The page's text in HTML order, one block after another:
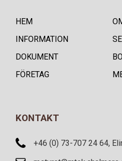
HEM
INFORMATION
DOKUMENT
FÖRETAG
KONTAKT
+46 (0) 73-707 24 64,